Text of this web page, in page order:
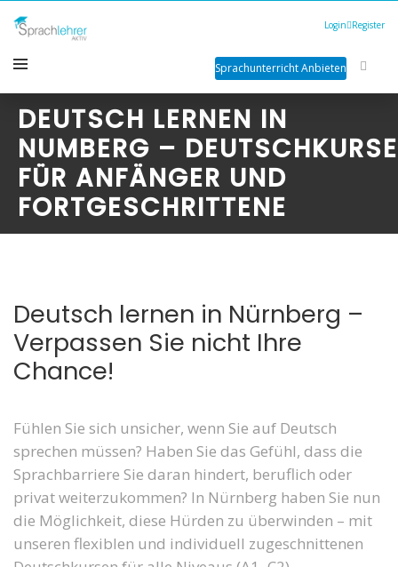
Login Register
Sprachunterricht Anbieten
DEUTSCH LERNEN IN
NUMBERG – DEUTSCHKURSE
FÜR ANFÄNGER UND
FORTGESCHRITTENE
Deutsch lernen in Nürnberg –
Verpassen Sie nicht Ihre
Chance!
Fühlen Sie sich unsicher, wenn Sie auf Deutsch
sprechen müssen? Haben Sie das Gefühl, dass die
Sprachbarriere Sie daran hindert, beruflich oder
privat weiterzukommen? In Nürnberg haben Sie nun
die Möglichkeit, diese Hürden zu überwinden – mit
unseren flexiblen und individuell zugeschnittenen